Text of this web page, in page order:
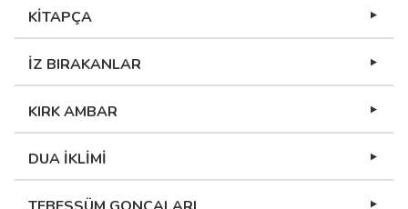
KİTAPÇA
İZ BIRAKANLAR
KIRK AMBAR
DUA İKLİMİ